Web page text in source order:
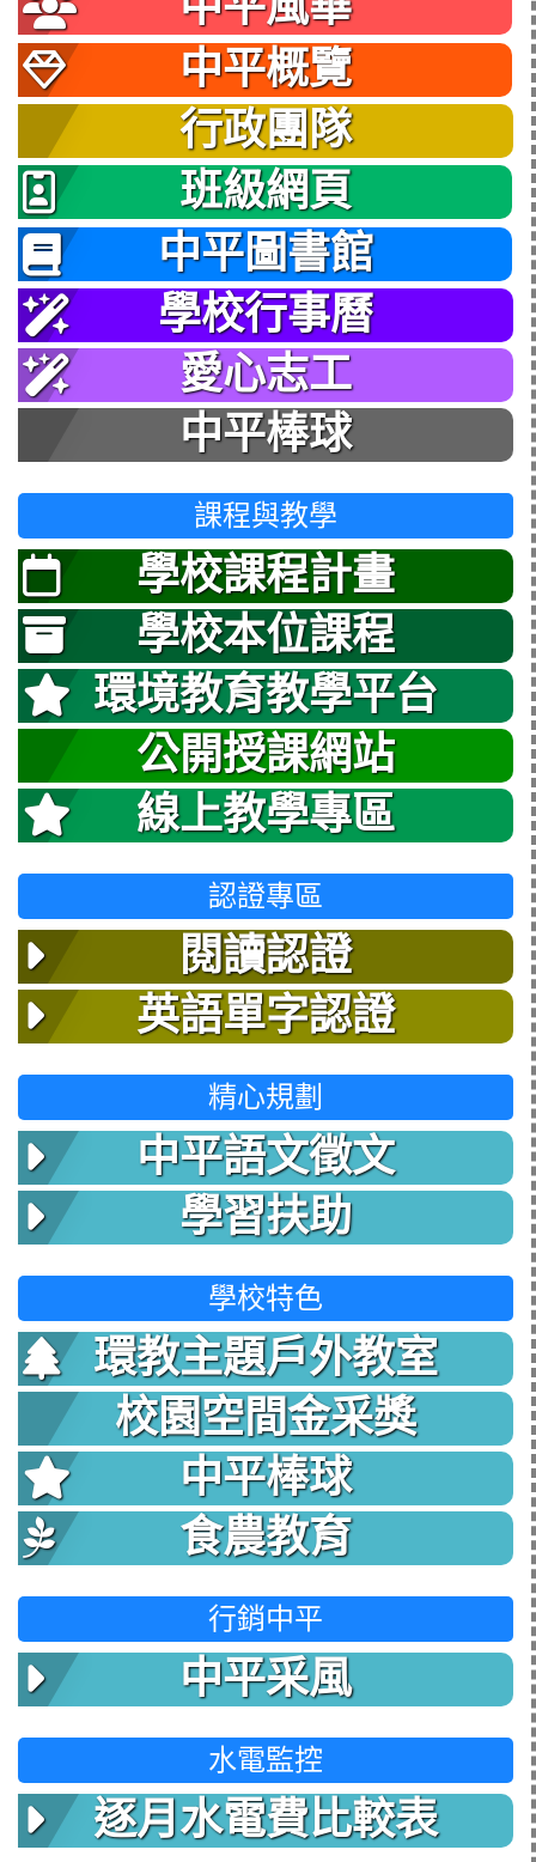
中平概覽
行政團隊
班級網頁
中平圖書館
學校行事曆
愛心志工
中平棒球
課程與教學
學校課程計畫
學校本位課程
環境教育教學平台
公開授課網站
線上教學專區
認證專區
閱讀認證
英語單字認證
精心規劃
中平語文徵文
學習扶助
學校特色
環教主題戶外教室
校園空間金采獎
中平棒球
食農教育
行銷中平
中平采風
水電監控
逐月水電費比較表